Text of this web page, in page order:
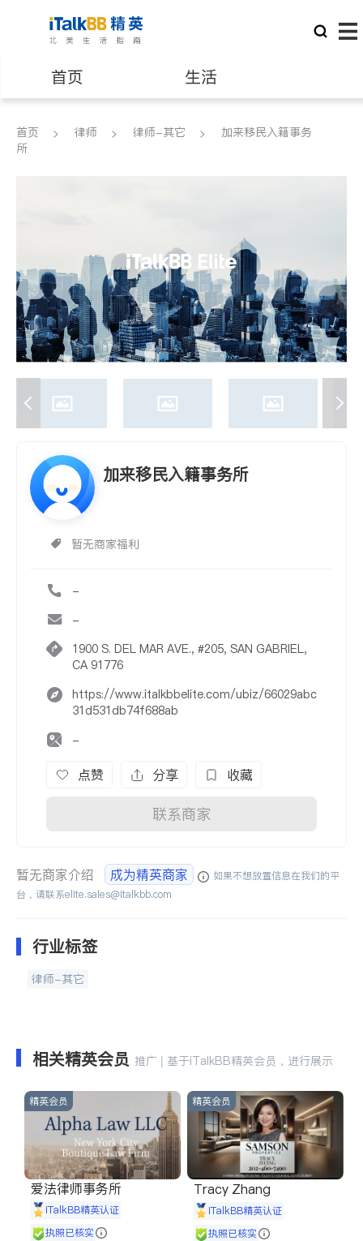
首页 生活
医生 律师
养老 非盈利组织
首页 律师 律师-其它
加来移民入籍事务
所
加来移民入籍事务所
暂无商家福利
-
-
1900 S. DEL MAR AVE., #205, SAN GABRIEL,
CA 91776
https://www.italkbbelite.com/ubiz/66029abc
31d531db74f688ab
-
点赞 分享 收藏
联系商家
暂无商家介绍 成为精英商家
如果不想放置信息在我们的平
台，请联系elite.sales@italkbb.com
行业标签
律师-其它
相关精英会员 推广 | 基于iTalkBB精英会员，进行展示
精英会员
爱法律师事务所
iTalkBB精英认证
执照已核实
精英会员
Tracy Zhang
iTalkBB精英认证
执照已核实